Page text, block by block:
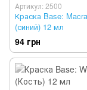
Артикул: 2500
Краска Base:
(синий) 12 мл
94 грн